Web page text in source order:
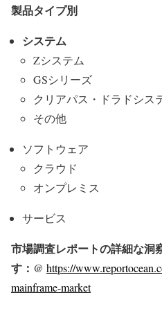
製品タイプ別
システム
Zシステム
GSシリーズ
クリアパス・ドラドシス
その他
ソフトウェア
クラウド
オンプレミス
サービス
市場調査レポートの詳細な洞
す：@ https://
mainframe-market